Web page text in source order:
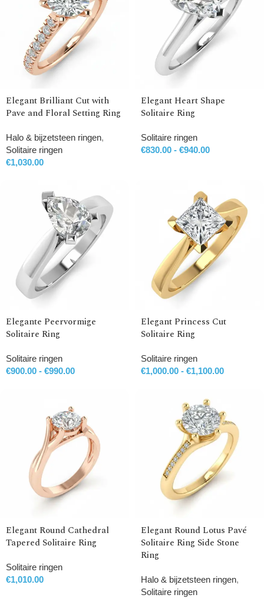
Elegant Brilliant Cut with
Pave and Floral Setting Ring
Halo & bijzetsteen ringen,
Solitaire ringen
€1,030.00
Elegant Heart Shape
Solitaire Ring
Solitaire ringen
€830.00 - €940.00
Elegante Peervormige
Solitaire Ring
Solitaire ringen
€900.00 - €990.00
Elegant Princess Cut
Solitaire Ring
Solitaire ringen
€1,000.00 - €1,100.00
Elegant Round Cathedral
Tapered Solitaire Ring
Solitaire ringen
€1,010.00
Elegant Round Lotus Pavé
Solitaire Ring Side Stone
Ring
Halo & bijzetsteen ringen,
Solitaire ringen